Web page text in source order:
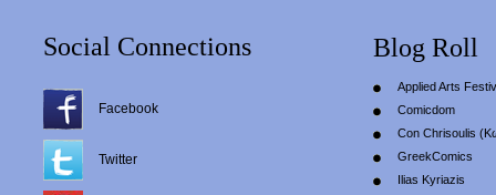
Social Connections
Facebook
Twitter
Blog Roll
Applied Arts
Comicdom
Con Chrisoulis
GreekComics
Ilias Kyriazis